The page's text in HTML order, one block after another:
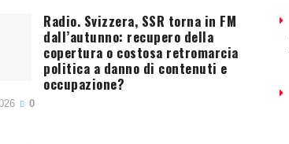
Radio. Svizzera, SSR torna in FM
dall’autunno: recupero della
copertura o costosa retromarcia
politica a danno di contenuti e
occupazione?
0